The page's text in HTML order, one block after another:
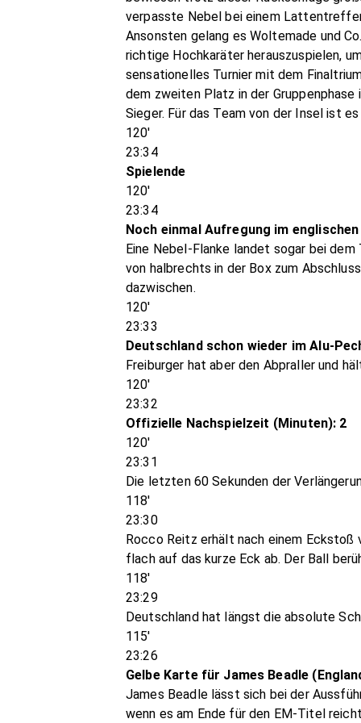
verpasste Nebel bei einem
Ansonsten gelang es Woltemade und
richtige Hochkaräter herauszuspielen,
sensationelles Turnier mit dem
dem zweiten Platz in der
Sieger. Für das Team von der Insel ist
120'
23:34
Spielende
120'
23:34
Noch einmal Aufregung im
Eine Nebel-Flanke landet sogar bei
von halbrechts in der Box zum
dazwischen.
120'
23:33
Deutschland schon wieder im Alu-
Freiburger hat aber den Abpraller und
120'
23:32
Offizielle Nachspielzeit (Minuten): 2
120'
23:31
Die letzten 60 Sekunden der
118'
23:30
Rocco Reitz erhält nach einem
flach auf das kurze Eck ab. Der Ball
118'
23:29
Deutschland hat längst die absolute
115'
23:26
Gelbe Karte für James Beadle
James Beadle lässt sich bei der
wenn es am Ende für den EM-Titel